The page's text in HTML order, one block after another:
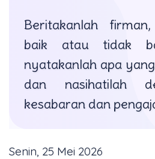
Beritakanlah
baik atau tidak
nyatakanlah apa
dan nasihatilah
kesabaran dan
Senin, 25 Mei 2026